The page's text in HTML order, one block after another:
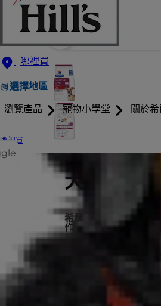
哪裡買
選擇地區
瀏覽產品 寵物小學堂 關於
哪裡買
犬用 i/d
希爾思處方食品犬用 i/
作，風味絕佳。
證能迅速活化腸道微
搜尋收